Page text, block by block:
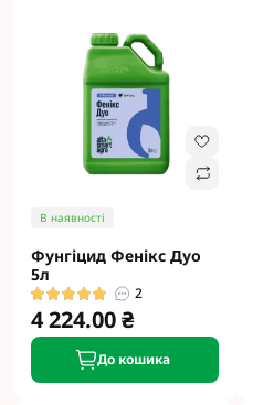
В наявності
Фунгіцид Фенікс Дуо
5л
2
4 224.00 ₴
До кошика